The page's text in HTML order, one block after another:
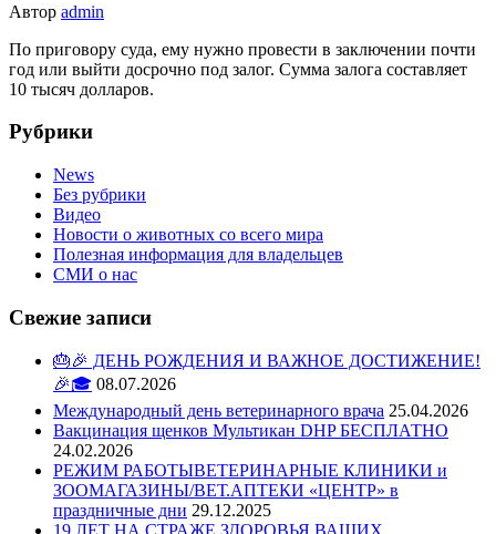
Автор admin
По приговору суда, ему нужно провести в заключении почти
год или выйти досрочно под залог. Сумма залога составляет
10 тысяч долларов.
Рубрики
News
Без рубрики
Видео
Новости о животных со всего мира
Полезная информация для владельцев
СМИ о нас
Свежие записи
🎂🎉 ДЕНЬ РОЖДЕНИЯ И ВАЖНОЕ ДОСТИЖЕНИЕ!
🎉🎓 08.07.2026
Международный день ветеринарного врача 25.04.2026
Вакцинация щенков Мультикан DHP БЕСПЛАТНО
24.02.2026
РЕЖИМ РАБОТЫВЕТЕРИНАРНЫЕ КЛИНИКИ и
ЗООМАГАЗИНЫ/ВЕТ.АПТЕКИ «ЦЕНТР» в
праздничные дни 29.12.2025
19 ЛЕТ НА СТРАЖЕ ЗДОРОВЬЯ ВАШИХ